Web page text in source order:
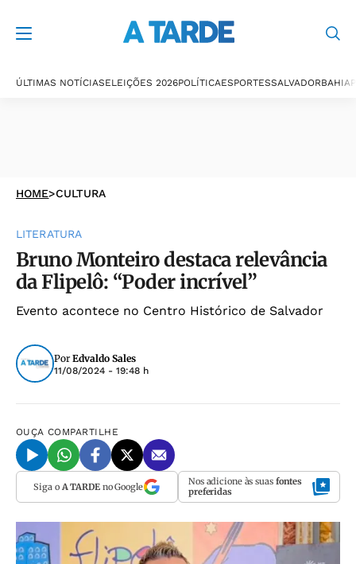
ÚLTIMAS NOTÍCIASELEIÇÕES 2026POLÍTICAESPORTESSALVADORBAHIA
HOME>CULTURA
LITERATURA
Bruno Monteiro destaca relevância
da Flipelô: “Poder incrível”
Evento acontece no Centro Histórico de Salvador
Por Edvaldo Sales
11/08/2024 - 19:48 h
OUÇA COMPARTILHE
Siga o A TARDEno Google Nos adicione às suas fontes
preferidas